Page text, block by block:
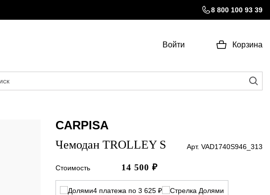
8 800 100 93 39
Войти Корзина
CARPISA
Чемодан TROLLEY S Арт. VAD1740S946_313
Стоимость 14 500 ₽
4 платежа по 3 625 ₽